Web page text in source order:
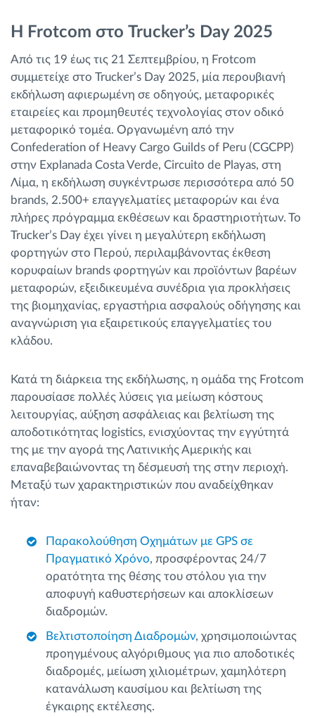
Η Frotcom στο Trucker’s Day 2025
Από τις 19 έως τις 21 Σεπτεμβρίου, η Frotcom
συμμετείχε στο Trucker’s Day 2025, μία περουβιανή
εκδήλωση αφιερωμένη σε οδηγούς, μεταφορικές
εταιρείες και προμηθευτές τεχνολογίας στον οδικό
μεταφορικό τομέα. Οργανωμένη από την
Confederation of Heavy Cargo Guilds of Peru (CGCPP)
στην Explanada Costa Verde, Circuito de Playas, στη
Λίμα, η εκδήλωση συγκέντρωσε περισσότερα από 50
brands, 2.500+ επαγγελματίες μεταφορών και ένα
πλήρες πρόγραμμα εκθέσεων και δραστηριοτήτων. Το
Trucker’s Day έχει γίνει η μεγαλύτερη εκδήλωση
φορτηγών στο Περού, περιλαμβάνοντας έκθεση
κορυφαίων brands φορτηγών και προϊόντων βαρέων
μεταφορών, εξειδικευμένα συνέδρια για προκλήσεις
της βιομηχανίας, εργαστήρια ασφαλούς οδήγησης και
αναγνώριση για εξαιρετικούς επαγγελματίες του
κλάδου.
Κατά τη διάρκεια της εκδήλωσης, η ομάδα της Frotcom
παρουσίασε πολλές λύσεις για μείωση κόστους
λειτουργίας, αύξηση ασφάλειας και βελτίωση της
αποδοτικότητας logistics, ενισχύοντας την εγγύτητά
της με την αγορά της Λατινικής Αμερικής και
επαναβεβαιώνοντας τη δέσμευσή της στην περιοχή.
Μεταξύ των χαρακτηριστικών που αναδείχθηκαν
ήταν:
Παρακολούθηση Οχημάτων με GPS σε
Πραγματικό Χρόνο, προσφέροντας 24/7
ορατότητα της θέσης του στόλου για την
αποφυγή καθυστερήσεων και αποκλίσεων
διαδρομών.
Βελτιστοποίηση Διαδρομών, χρησιμοποιώντας
προηγμένους αλγόριθμους για πιο αποδοτικές
διαδρομές, μείωση χιλιομέτρων, χαμηλότερη
κατανάλωση καυσίμου και βελτίωση της
έγκαιρης εκτέλεσης.